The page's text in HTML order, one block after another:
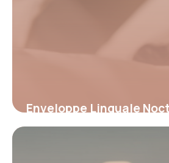
Enveloppe Linguale
Révolution dans la